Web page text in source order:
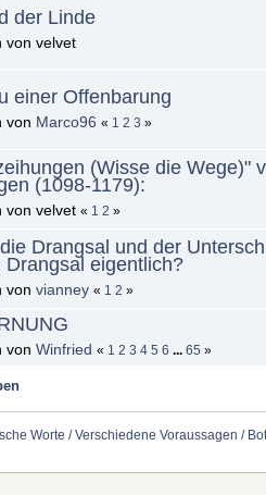
der Linde
von velvet
einer Offenbarung
von Marco96 « 1 2 3 »
(Wisse die Wege)"
(1098-1179):
von velvet « 1 2 »
Drangsal und der
Drangsal eigentlich?
von vianney « 1 2 »
von Winfried « 1 2 3 4 5 6 ... 65 »
Worte / Verschiedene Voraussagen /